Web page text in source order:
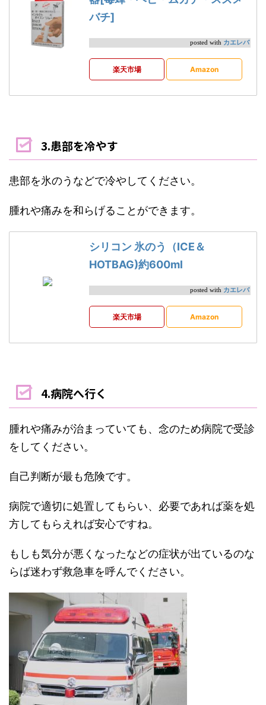
バチ]
posted with カエレバ
楽天市場 Amazon
3.患部を冷やす
患部を氷のうなどで冷やしてください。
腫れや痛みを和らげることができます。
シリコン 氷のう（ICE＆
HOTBAG)約600ml
posted with カエレバ
楽天市場 Amazon
4.病院へ行く
腫れや痛みが治まっていても、念のため病院で受診
をしてください。
自己判断が最も危険です。
病院で適切に処置してもらい、必要であれば薬を処
方してもらえれば安心ですね。
もしも気分が悪くなったなどの症状が出ているのな
らば迷わず救急車を呼んでください。